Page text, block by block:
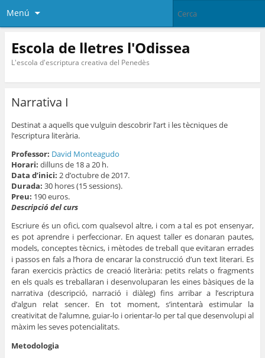
Menú
Escola de lletres l'Odissea
L'escola d'escriptura creativa del Penedès
Narrativa I
Destinata aquells que vulguin descobrir l’art i les tècniques de
l’escriptura literària.
Professor: David Monteagudo
Horari: dilluns de 18 a 20 h.
Data d’inici: 2 d’octubre de 2017.
Durada: 30 hores (15 sessions).
Preu: 190 euros.
Descripció del curs
Escriure és un ofici, com qualsevol altre, i com a tal es pot ensenyar,
es pot aprendre i perfeccionar. En aquest taller es donaran pautes,
models, conceptes tècnics, i mètodes de treball que evitaran errades
i passos en fals a l’hora de encarar la construcció d’un text literari. Es
faran exercicis pràctics de creació literària: petits relats o fragments
en els quals es treballaran i desenvoluparan les eines bàsiques de la
narrativa (descripció, narració i diàleg) fins arribar a l’escriptura
d’algun relat sencer. En tot moment, s’intentarà estimular la
creativitat de l’alumne, guiar-lo i orientar-lo per tal que desenvolupi al
màxim les seves potencialitats.
Metodologia